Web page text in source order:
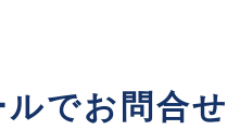
ルでお問合